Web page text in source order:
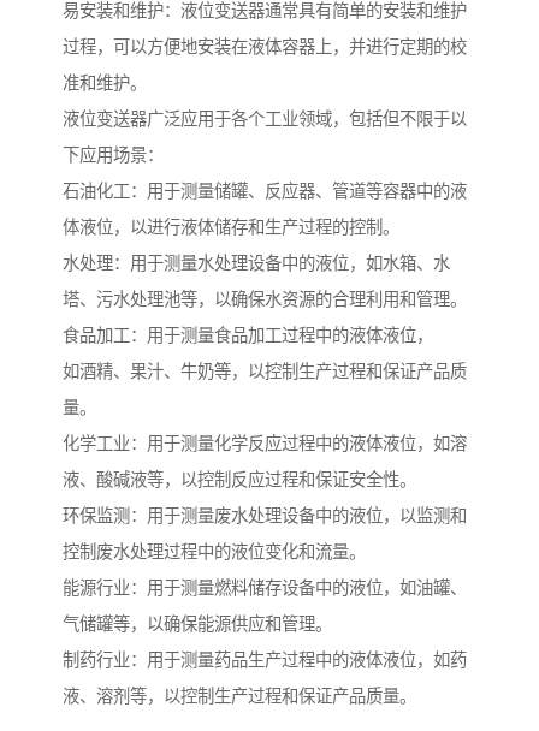
易安装和维护：液位变送器通常具有简单的安装和维护
过程，可以方便地安装在液体容器上，并进行定期的校
准和维护。
液位变送器广泛应用于各个工业领域，包括但不限于以
下应用场景：
石油化工：用于测量储罐、反应器、管道等容器中的液
体液位，以进行液体储存和生产过程的控制。
水处理：用于测量水处理设备中的液位，如水箱、水
塔、污水处理池等，以确保水资源的合理利用和管理。
食品加工：用于测量食品加工过程中的液体液位，
如酒精、果汁、牛奶等，以控制生产过程和保证产品质
量。
化学工业：用于测量化学反应过程中的液体液位，如溶
液、酸碱液等，以控制反应过程和保证安全性。
环保监测：用于测量废水处理设备中的液位，以监测和
控制废水处理过程中的液位变化和流量。
能源行业：用于测量燃料储存设备中的液位，如油罐、
气储罐等，以确保能源供应和管理。
制药行业：用于测量药品生产过程中的液体液位，如药
液、溶剂等，以控制生产过程和保证产品质量。